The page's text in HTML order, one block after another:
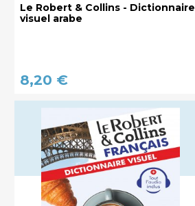
Le Robert & Collins - Dictionnaire
visuel arabe
8,20 €